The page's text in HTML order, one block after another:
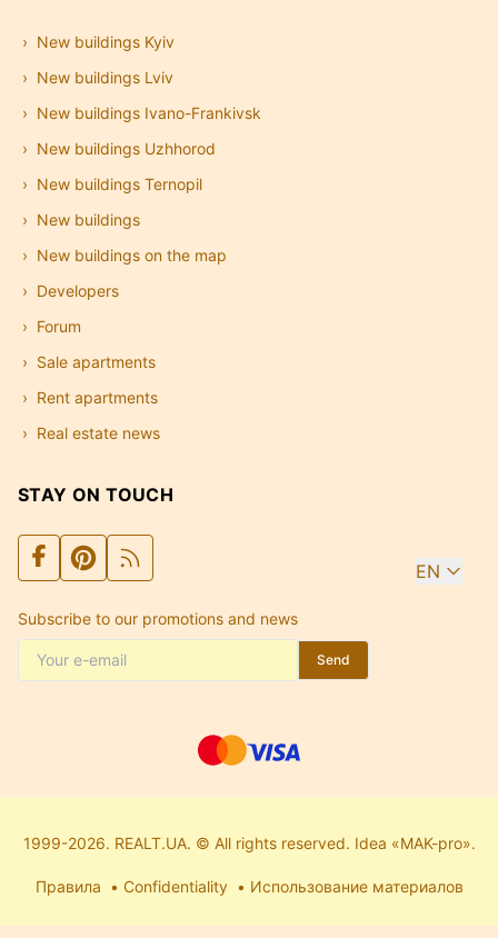
New buildings Kyiv
New buildings Lviv
New buildings Ivano-Frankivsk
New buildings Uzhhorod
New buildings Ternopil
New buildings
New buildings on the map
Developers
Forum
Sale apartments
Rent apartments
Real estate news
STAY ON TOUCH
EN
Subscribe to our promotions and news
Send
1999-2026. REALT.UA. © All rights reserved. Idea «MAK-pro».
Правила Confidentiality Использование материалов